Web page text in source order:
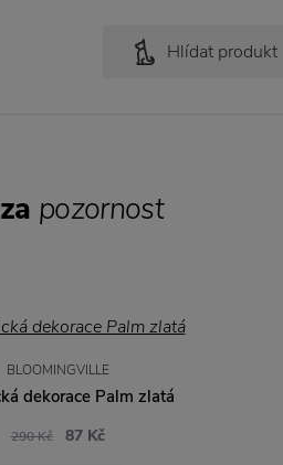
Hlídat produkt
pozornost
BLOOMINGVILLE
dekorace Palm zlatá
290 Kč 87 Kč